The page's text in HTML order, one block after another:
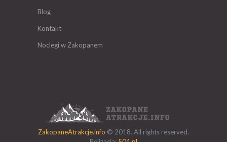
Blog
Kontakt
Noclegi w Zakopanem
ZakopaneAtrakcje.info © 2018. All rights reserved.